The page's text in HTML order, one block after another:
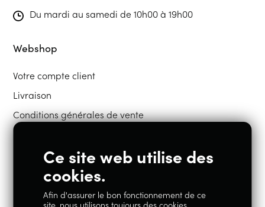
Du mardi au samedi de 10h00 à 19h00
Webshop
Votre compte client
Livraison
Conditions générales de vente
Restons en contact
Instagram Facebook
Ce site web utilise des
cookies.
Afin d'assurer le bon fonctionnement de ce
site, nous utilisons toujours des cookies